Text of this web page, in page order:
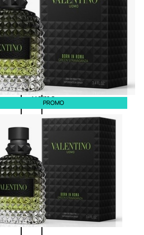
Antietà
uomo
Detergente
viso
uomo
Docciaschiuma
uomo
Shampoo
uomo
Dopobarba
PROMO